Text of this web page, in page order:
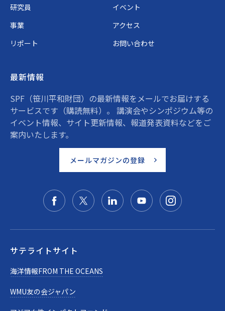
研究員
イベント
事業
アクセス
リポート
お問い合わせ
最新情報
SPF（笹川平和財団）の最新情報をメールでお届けする
サービスです（購読無料）。 講演会やシンポジウム等の
イベント情報、サイト更新情報、報道発表資料などをご
案内いたします。
メールマガジンの登録
サテライトサイト
海洋情報FROM THE OCEANS
WMU友の会ジャパン